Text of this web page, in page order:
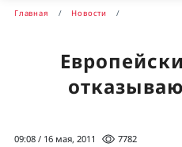
Главная Новости
09:08 / 16 мая, 2011 7782